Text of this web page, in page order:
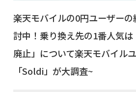
楽天モバイルの0円ユーザー
討中！乗り換え先の1番人気
廃止」について楽天モバイル
「Soldi」が大調査~